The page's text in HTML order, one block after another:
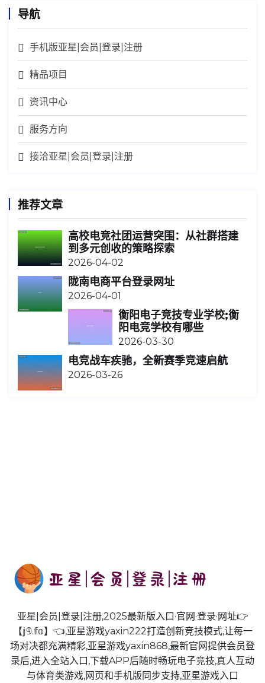
导航
手机版亚星|会员|登录|注册
精品项目
资讯中心
服务方向
接洽亚星|会员|登录|注册
推荐文章
高校电竞社团运营突围：从社群搭建
到多元创收的策略探索
2026-04-02
陇南电商平台登录网址
2026-04-01
衡阳电子竞技专业学校;衡
阳电竞学校有哪些
2026-03-30
电竞战车疾驰，全新赛季竞速启航
2026-03-26
亚星|会员|登录|注册,2025最新版入口·官网·登录·网址👉
【𝕛𝟡.𝕗𝕠】👈,亚星游戏yaxin222打造创新竞技模式,让每一
场对决都充满精彩,亚星游戏yaxin868,最新官网提供会员登
录后,进入全站入口,下载APP后随时畅玩电子竞技,真人互动
与体育类游戏,网页和手机版同步支持,亚星游戏入口